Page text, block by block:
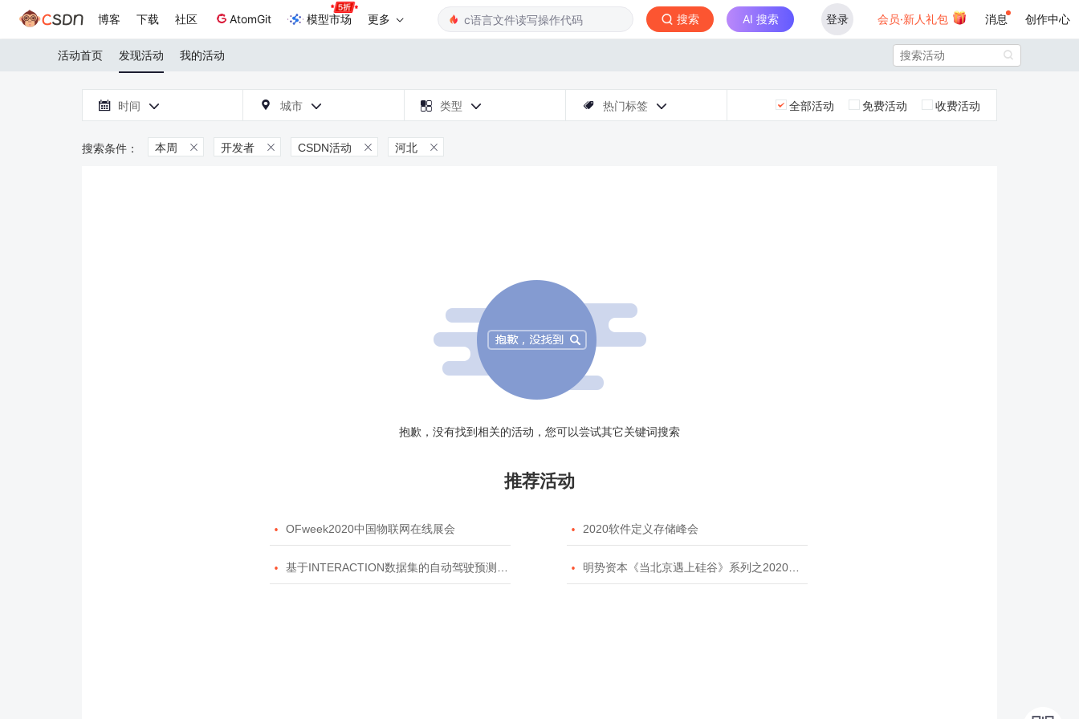
博客 下载 社区 AtomGit 模型市场 更多 搜索 AI 搜索 登录 会员·新人礼包 消息 创作中心
活动首页 发现活动 我的活动 
 时间   城市   类型   热门标签  全部活动 免费活动 收费活动
本周  开发者  CSDN活动  河北 
抱歉，没有找到相关的活动，您可以尝试其它关键词搜索
推荐活动
 OFweek2020中国物联网在线展会  2020软件定义存储峰会
 基于INTERACTION数据集的自动驾驶预测模型挑战赛  明势资本《当北京遇上硅谷》系列之2020年度开源峰会